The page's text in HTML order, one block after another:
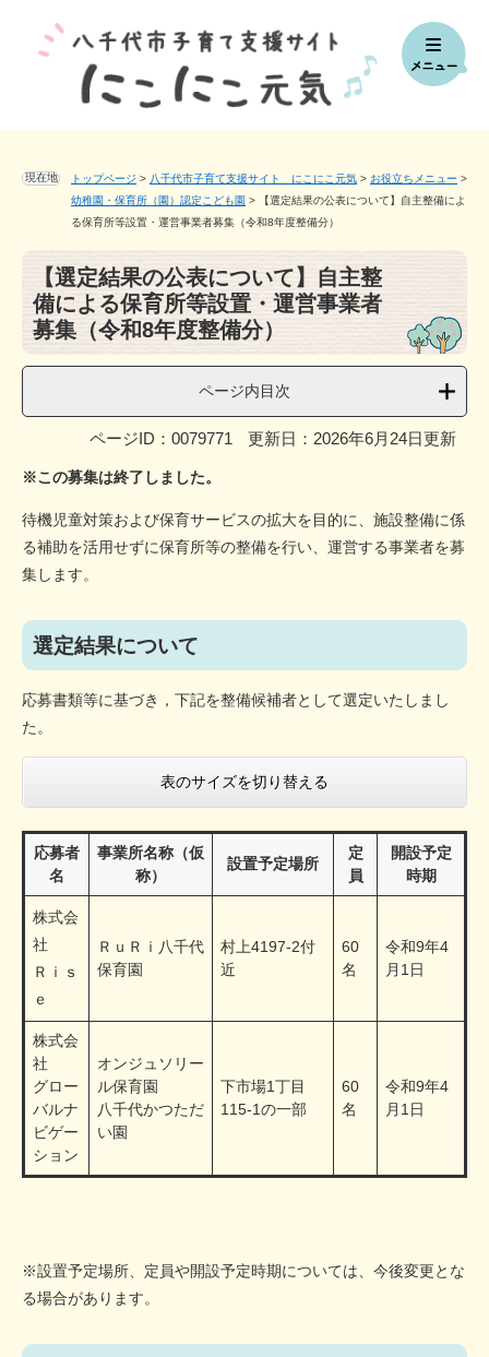
す。現在地 トップページ > 八千代市子育て支援サイト にこにこ元気 > お役立ちメニュー >
幼稚園・保育所（園）認定こども園 >
【選定結果の公表について】自主整備によ
る保育所等設置・運営事業者募集（令和8年度整備分）
【選定結果の公表について】自主整
備による保育所等設置・運営事業者
募集（令和8年度整備分）
ページ内目次
ページID：0079771 更新日：2026年6月24日更新
※この募集は終了しました。
待機児童対策および保育サービスの拡大を目的に、施設整備に係
る補助を活用せずに保育所等の整備を行い、運営する事業者を募
集します。
選定結果について
応募書類等に基づき，下記を整備候補者として選定いたしまし
た。
表のサイズを切り替える
応募者
名
事業所名称（仮
称）
設置予定場所
定
員
開設予定
時期
株式会
社
Ｒｉｓ
ｅ
ＲｕＲｉ八千代
保育園
村上4197-2付
近
60
名
令和9年4
月1日
株式会
社
グロー
バルナ
ビゲー
ション
オンジュソリー
ル保育園
八千代かつただ
い園
下市場1丁目
115-1の一部
60
名
令和9年4
月1日
※設置予定場所、定員や開設予定時期については、今後変更とな
る場合があります。